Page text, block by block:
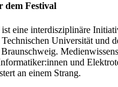
dem Festival
eine interdisziplinäre
Technischen Universität und
und
an einem Strang.